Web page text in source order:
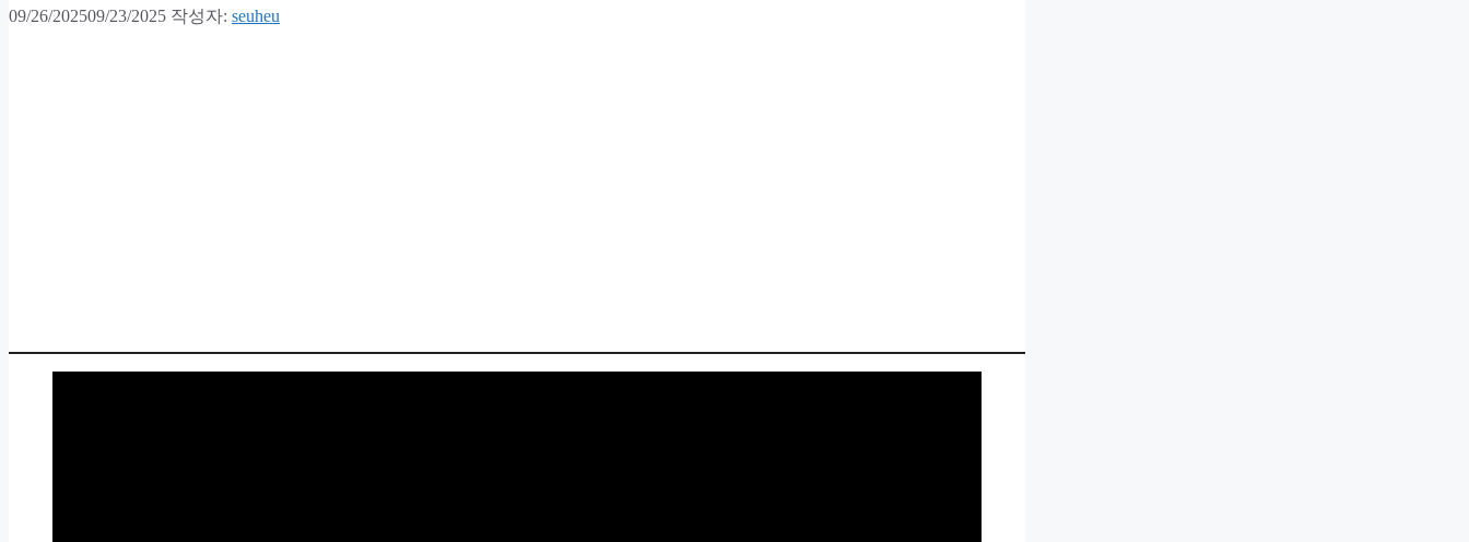
09/26/202509/23/2025 작성자: seuheu